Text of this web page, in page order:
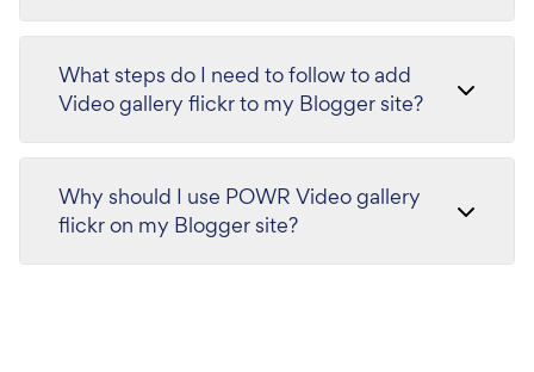
What steps do I need to follow to add
Video gallery flickr to my Blogger site?
Why should I use POWR Video gallery
flickr on my Blogger site?